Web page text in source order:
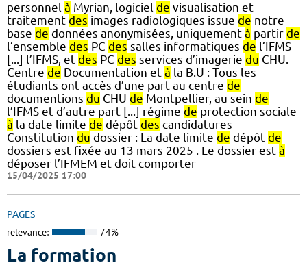
personnel à Myrian, logiciel de visualisation et
traitement des images radiologiques issue de notre
base de données anonymisées, uniquement à partir de
l’ensemble des PC des salles informatiques de l’IFMS
[...] l’IFMS, et des PC des services d’imagerie du CHU.
Centre de Documentation et à la B.U : Tous les
étudiants ont accès d’une part au centre de
documentions du CHU de Montpellier, au sein de
l’IFMS et d’autre part [...] régime de protection sociale
à la date limite de dépôt des candidatures
Constitution du dossier : La date limite de dépôt de
dossiers est fixée au 13 mars 2025 . Le dossier est à
déposer l’IFMEM et doit comporter
15/04/2025 17:00
PAGES
relevance: 74%
La formation